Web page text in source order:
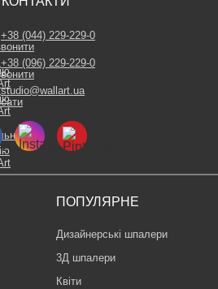
ПОПУЛЯРНЕ
Дизайнерські шпалери
3Д шпалери
Квіти
+38 (044) 229-229-0
+38 (096) 229-229-0
studio@wallart.ua